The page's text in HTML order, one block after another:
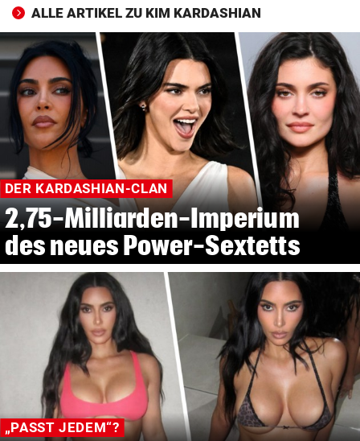
ALLE ARTIKEL ZU KIM KARDASHIAN
DER KARDASHIAN-CLAN
2,75-Milliarden-Imperium
des neues Power-Sextetts
„PASST JEDEM“?